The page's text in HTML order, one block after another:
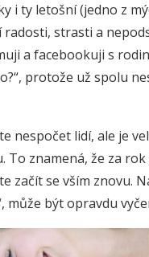
i ty letošní (jedno z
strasti a
a facebookuji s
protože už spolu
nespočet lidí, ale je
znamená, že za
začít se vším znovu.
může být opravdu